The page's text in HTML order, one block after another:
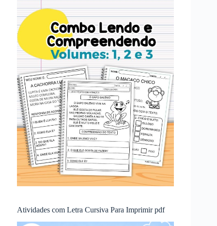
Atividades com Letra Cursiva Para Imprimir pdf